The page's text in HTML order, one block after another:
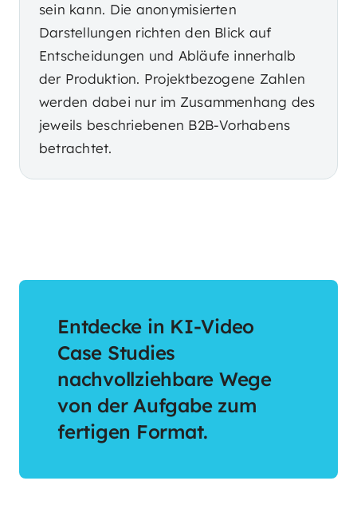
sein kann. Die anonymisierten
Darstellungen richten den Blick auf
Entscheidungen und Abläufe innerhalb
der Produktion. Projektbezogene Zahlen
werden dabei nur im Zusammenhang des
jeweils beschriebenen B2B-Vorhabens
betrachtet.
Entdecke in KI-Video
Case Studies
nachvollziehbare Wege
von der Aufgabe zum
fertigen Format.